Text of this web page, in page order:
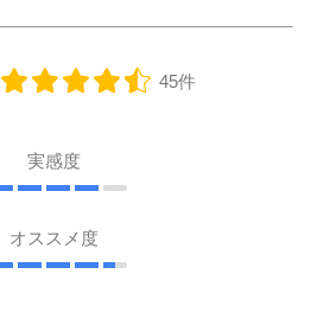
45件
実感度
オススメ度